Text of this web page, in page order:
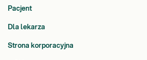
Pacjent
Dla lekarza
Strona korporacyjna